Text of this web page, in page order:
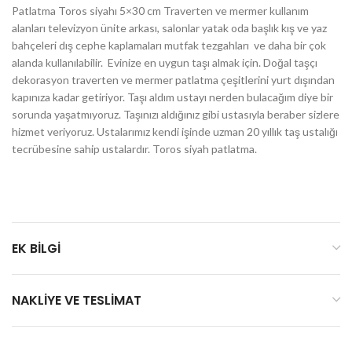
Patlatma Toros siyahı 5×30 cm Traverten ve mermer kullanım
alanları televizyon ünite arkası, salonlar yatak oda başlık kış ve yaz
bahçeleri dış cephe kaplamaları mutfak tezgahları ve daha bir çok
alanda kullanılabilir. Evinize en uygun taşı almak için. Doğal taşçı
dekorasyon traverten ve mermer patlatma çeşitlerini yurt dışından
kapınıza kadar getiriyor. Taşı aldım ustayı nerden bulacağım diye bir
sorunda yaşatmıyoruz. Taşınızı aldığınız gibi ustasıyla beraber sizlere
hizmet veriyoruz. Ustalarımız kendi işinde uzman 20 yıllık taş ustalığı
tecrübesine sahip ustalardır. Toros siyah patlatma.
EK BILGI
NAKLIYE VE TESLIMAT